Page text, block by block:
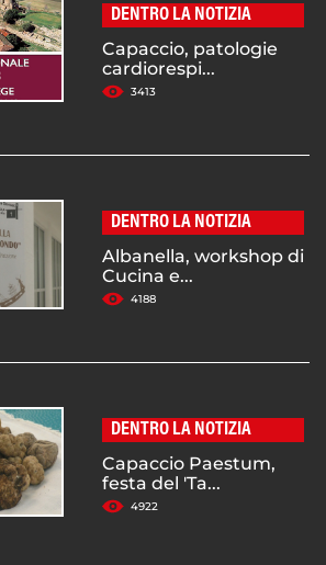
DENTRO LA NOTIZIA
Capaccio, patologie
cardiorespi...
3413
DENTRO LA NOTIZIA
Albanella, workshop di
Cucina e...
4188
DENTRO LA NOTIZIA
Capaccio Paestum,
festa del 'Ta...
4922